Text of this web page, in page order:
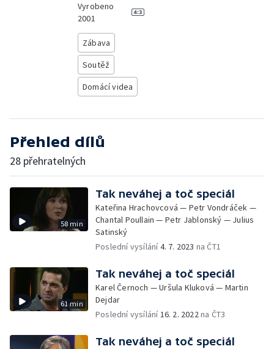
Vyrobeno
2001
Zábava
Soutěž
Domácí videa
Přehled dílů
28 přehratelných
58 min
Tak neváhej a toč speciál
Kateřina Hrachovcová — Petr Vondráček —
Chantal Poullain — Petr Jablonský — Julius
Satinský
Poslední vysílání4. 7. 2023 na ČT1
61 min
Tak neváhej a toč speciál
Karel Černoch — Uršula Kluková — Martin
Dejdar
Poslední vysílání16. 2. 2022na ČT3
Tak neváhej a toč speciál